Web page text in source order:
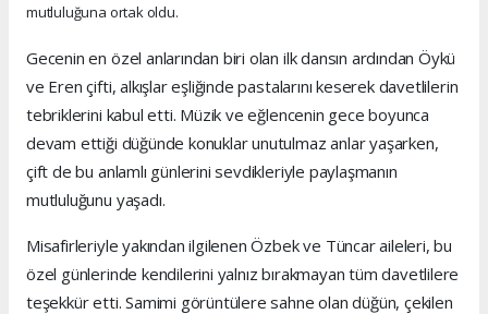
mutluluğuna ortak oldu.
Gecenin en özel anlarından biri olan ilk dansın ardından Öykü
ve Eren çifti, alkışlar eşliğinde pastalarını keserek davetlilerin
tebriklerini kabul etti. Müzik ve eğlencenin gece boyunca
devam ettiği düğünde konuklar unutulmaz anlar yaşarken,
çift de bu anlamlı günlerini sevdikleriyle paylaşmanın
mutluluğunu yaşadı.
Misafirleriyle yakından ilgilenen Özbek ve Tüncar aileleri, bu
özel günlerinde kendilerini yalnız bırakmayan tüm davetlilere
teşekkür etti. Samimi görüntülere sahne olan düğün, çekilen